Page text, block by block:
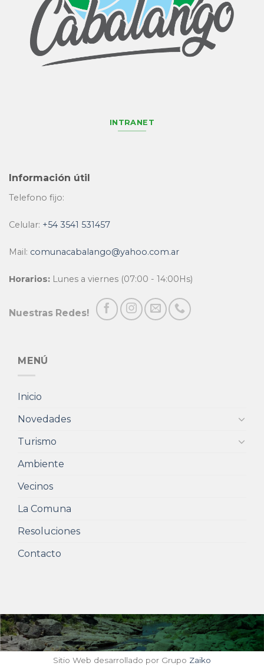
INTRANET
Información útil
Telefono fijo:
Celular: +54 3541 531457
Mail: comunacabalango@yahoo.com.ar
Horarios: Lunes a viernes (07:00 - 14:00Hs)
Nuestras Redes!
MENÚ
Inicio
Novedades
Turismo
Ambiente
Vecinos
La Comuna
Resoluciones
Contacto
Sitio Web desarrollado por Grupo Zaiko